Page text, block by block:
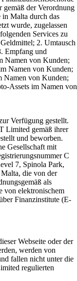
gemäß der Verordnung
Malta durch das
wurde, zugelassen
Services zu
2. Umtausch
Empfang und
Namen von Kunden;
Namen von Kunden;
Namen von Kunden;
Assets im Namen von
Verfügung gestellt.
Limited gemäß ihrer
und beworben.
Gesellschaft mit
C
7, Spinola Park,
die von der
als
von elektronischem
Finanzinstitute (E-
Webseite oder der
werden von
fallen nicht unter die
regulierten